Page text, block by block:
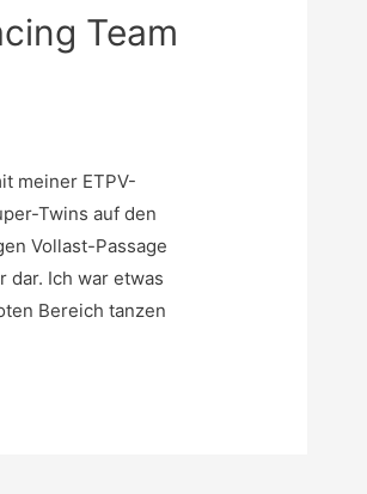
Team
meiner ETPV-
Twins auf den
Vollast-Passage
Ich war etwas
Bereich tanzen